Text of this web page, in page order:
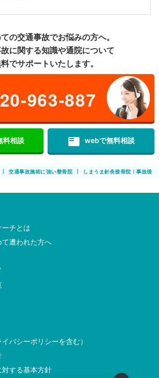
の交通事故でお悩みの方へ。
に関する知識や通院について
でサポートいたします。
963-887
料相談 featured_play_list webで無料相談
交通事故施術に強い整骨院 しまうま針灸接骨院｜事故後
チとは
遭われた方へ
バシーポリシーを含む）
対する基本方針